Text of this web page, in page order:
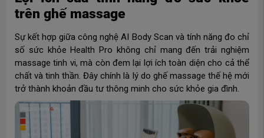
trên ghế massage
Sự kết hợp giữa công nghệ AI Body Scan và tính năng đo chỉ
số sức khỏe Health Pro không chỉ mang đến trải nghiệm
massage tinh vi, mà còn đem lại lợi ích toàn diện cho cả thể
chất và tinh thần. Đây chính là lý do ghế massage thế hệ mới
trở thành khoản đầu tư thông minh cho sức khỏe gia đình.